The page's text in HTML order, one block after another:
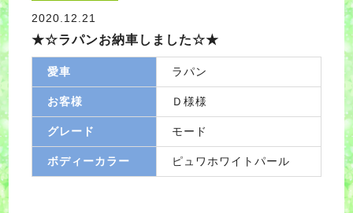
2020.12.21
★☆ラパンお納車しました☆★
愛車 ラパン
お客様 Ｄ様様
グレード モード
ボディーカラー ピュワホワイトパール